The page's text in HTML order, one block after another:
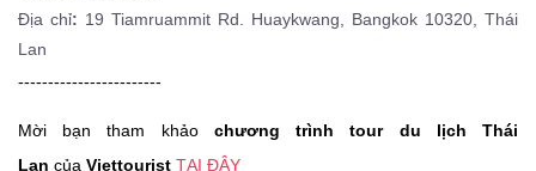
Địa chỉ: 19 Tiamruammit Rd. Huaykwang, Bangkok 10320, Thái
Lan
------------------------
Mời bạn tham khảo chương trình tour du lịch Thái
Lan của Viettourist TẠI ĐÂY